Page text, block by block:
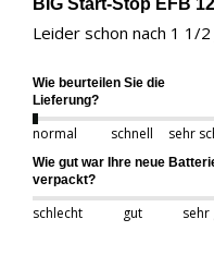
Leider schon nach 1 1/
Wie beurteilen Sie die
Lieferung?
normal schnell
Wie gut war Ihre neue
verpackt?
schlecht gut sehr